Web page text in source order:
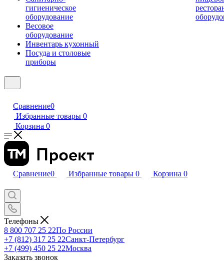
гигиеническое
оборудование
Весовое
оборудование
Инвентарь кухонный
Посуда и столовые
приборы
Сравнение0
Избранные товары 0
Корзина 0
Сравнение0 Избранные товары 0 Корзина 0
Телефоны
8 800 707 25 22По России
+7 (812) 317 25 22Санкт-Петербург
+7 (499) 450 25 22Москва
Заказать звонок